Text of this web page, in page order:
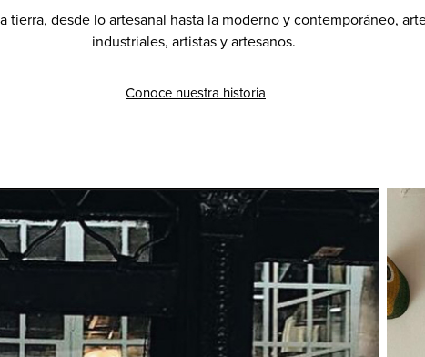
desde lo artesanal hasta la moderno y contemporáneo,
industriales, artistas y artesanos.
Conoce nuestra historia